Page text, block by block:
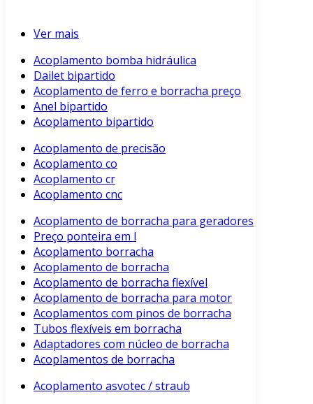
Ver mais
Acoplamento bomba hidráulica
Dailet bipartido
Acoplamento de ferro e borracha preço
Anel bipartido
Acoplamento bipartido
Acoplamento de precisão
Acoplamento co
Acoplamento cr
Acoplamento cnc
Acoplamento de borracha para geradores
Preço ponteira em l
Acoplamento borracha
Acoplamento de borracha
Acoplamento de borracha flexível
Acoplamento de borracha para motor
Acoplamentos com pinos de borracha
Tubos flexíveis em borracha
Adaptadores com núcleo de borracha
Acoplamentos de borracha
Acoplamento asvotec / straub